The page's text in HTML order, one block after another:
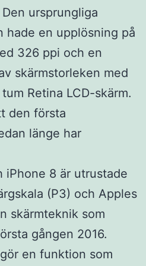
ursprungliga
hade en upplösning på
326 ppi och en
skärmstorleken med
Retina LCD-skärm.
den första
länge har
iPhone 8 är utrustade
(P3) och Apples
skärmteknik som
gången 2016.
en funktion som